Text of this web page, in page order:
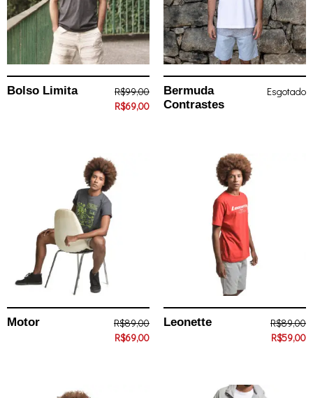
Bolso Limita R$99,00
R$69,00
Bermuda
Contrastes
Esgotado
Motor R$89,00
R$69,00
Leonette R$89,00
R$59,00